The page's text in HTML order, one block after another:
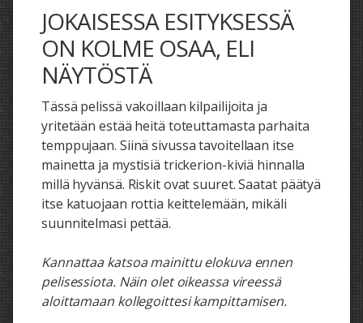
JOKAISESSA ESITYKSESSÄ
ON KOLME OSAA, ELI
NÄYTÖSTÄ
Tässä pelissä vakoillaan kilpailijoita ja
yritetään estää heitä toteuttamasta parhaita
temppujaan. Siinä sivussa tavoitellaan itse
mainetta ja mystisiä trickerion-kiviä hinnalla
millä hyvänsä. Riskit ovat suuret. Saatat päätyä
itse katuojaan rottia keittelemään, mikäli
suunnitelmasi pettää.
Kannattaa katsoa mainittu elokuva ennen
pelisessiota. Näin olet oikeassa vireessä
aloittamaan kollegoittesi kampittamisen.